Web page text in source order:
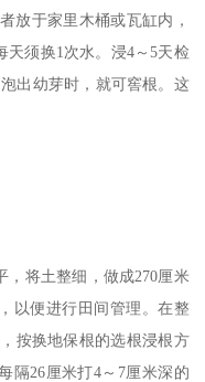
放于家里木桶或瓦缸内，
天须换1次水。浸4～5天检
出幼芽时，就可窖根。这
，将土整细，做成270厘米
以便进行田间管理。在整
按换地保根的选根浸根方
隔26厘米打4～7厘米深的